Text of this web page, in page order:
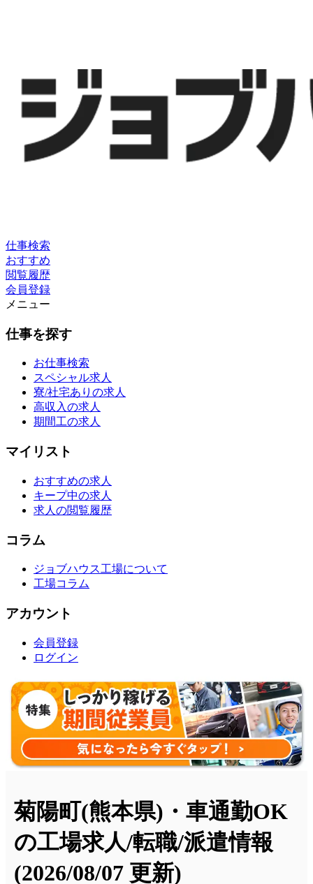
仕事検索
おすすめ
閲覧履歴
会員登録
メニュー
仕事を探す
お仕事検索
スペシャル求人
寮/社宅ありの求人
高収入の求人
期間工の求人
マイリスト
おすすめの求人
キープ中の求人
求人の閲覧履歴
コラム
ジョブハウス工場について
工場コラム
アカウント
会員登録
ログイン
菊陽町(熊本県)・車通勤OK
の工場求人/転職/派遣情報
(2026/08/07 更新)